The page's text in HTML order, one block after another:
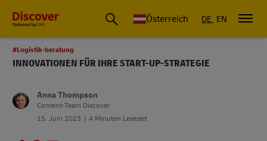
Österreich DE EN
#Logistik-beratung
INNOVATIONEN FÜR IHRE START-UP-STRATEGIE
Anna Thompson
Content-Team Discover
15. Juni 2023
4 Minuten Lesezeit